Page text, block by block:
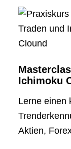
Ichimoku
Lerne einen
Aktien,